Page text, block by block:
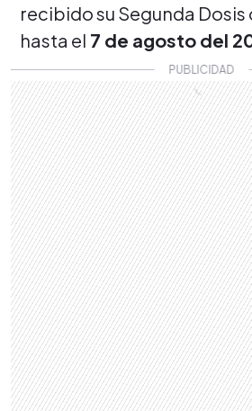
recibido su Segunda Dosis
hasta el 7 de agosto del